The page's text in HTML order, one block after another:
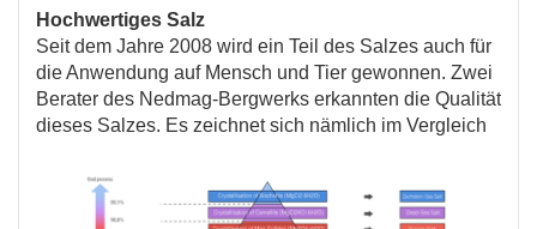
Hochwertiges Salz
Seit dem Jahre 2008 wird ein Teil des Salzes auch für
die Anwendung auf Mensch und Tier gewonnen. Zwei
Berater des Nedmag-Bergwerks erkannten die Qualität
dieses Salzes. Es zeichnet sich nämlich im Vergleich